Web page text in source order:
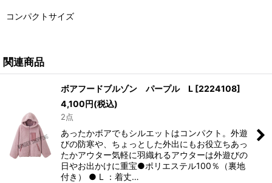
コンパクトサイズ
関連商品
ボアフードブルゾン パープル L [2224108]
4,100円(税込)
2点
あったかボアでもシルエットはコンパクト。外遊
びの防寒や、ちょっとした外出にもお役立ちあっ
たかアウター気軽に羽織れるアウターは外遊びの
日やお出かけに重宝●ポリエステル100％（裏地
付き） ● L ：着丈…